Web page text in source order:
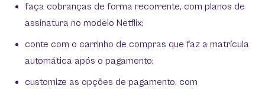
faça cobranças de forma recorrente, com planos de
assinatura no modelo Netflix;
conte com o carrinho de compras que faz a matrícula
automática após o pagamento;
customize as opções de pagamento, com